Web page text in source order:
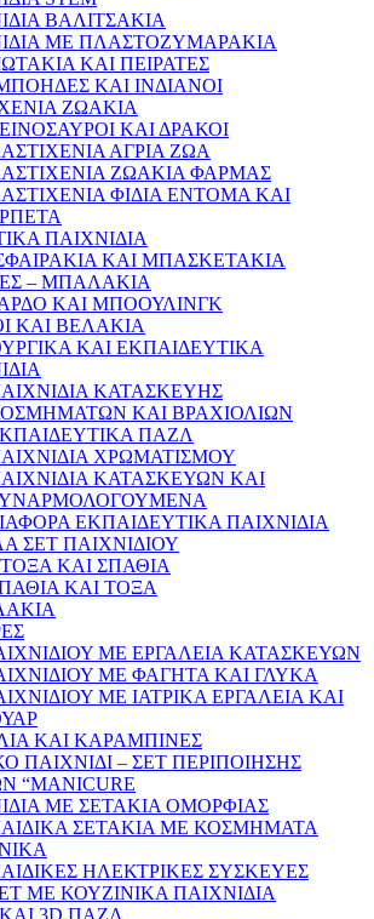
ΒΑΛΙΤΣΑΚΙΑ
ΜΕ ΠΛΑΣΤΟΖΥΜΑΡΑΚΙΑ
ΚΑΙ ΠΕΙΡΑΤΕΣ
ΚΑΙ ΙΝΔΙΑΝΟΙ
ΖΩΑΚΙΑ
ΚΑΙ ΔΡΑΚΟΙ
ΑΓΡΙΑ ΖΩΑ
ΖΩΑΚΙΑ ΦΑΡΜΑΣ
ΦΙΔΙΑ ΕΝΤΟΜΑ ΚΑΙ
ΠΑΙΧΝΙΔΙΑ
ΚΑΙ ΜΠΑΣΚΕΤΑΚΙΑ
– ΜΠΑΛΑΚΙΑ
ΚΑΙ ΜΠΟΟΥΛΙΝΓΚ
ΚΑΙ ΒΕΛΑΚΙΑ
ΚΑΙ ΕΚΠΑΙΔΕΥΤΙΚΑ
ΚΑΤΑΣΚΕΥΗΣ
ΚΑΙ ΒΡΑΧΙΟΛΙΩΝ
ΠΑΖΛ
ΧΡΩΜΑΤΙΣΜΟΥ
ΚΑΤΑΣΚΕΥΩΝ ΚΑΙ
ΕΚΠΑΙΔΕΥΤΙΚΑ ΠΑΙΧΝΙΔΙΑ
ΣΕΤ ΠΑΙΧΝΙΔΙΟΥ
ΚΑΙ ΣΠΑΘΙΑ
ΚΑΙ ΤΟΞΑ
ΜΕ ΕΡΓΑΛΕΙΑ ΚΑΤΑΣΚΕΥΩΝ
ΜΕ ΦΑΓΗΤΑ ΚΑΙ ΓΛΥΚΑ
ΜΕ ΙΑΤΡΙΚΑ ΕΡΓΑΛΕΙΑ ΚΑΙ
ΚΑΙ ΚΑΡΑΜΠΙΝΕΣ
ΠΑΙΧΝΙΔΙ – ΣΕΤ ΠΕΡΙΠΟΙΗΣΗΣ
“MANICURE
ΜΕ ΣΕΤΑΚΙΑ ΟΜΟΡΦΙΑΣ
ΣΕΤΑΚΙΑ ΜΕ ΚΟΣΜΗΜΑΤΑ
ΗΛΕΚΤΡΙΚΕΣ ΣΥΣΚΕΥΕΣ
ΜΕ ΚΟΥΖΙΝΙΚΑ ΠΑΙΧΝΙΔΙΑ